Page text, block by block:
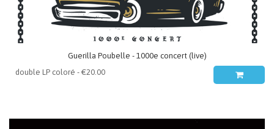
Guerilla Poubelle - 1000e concert (live)